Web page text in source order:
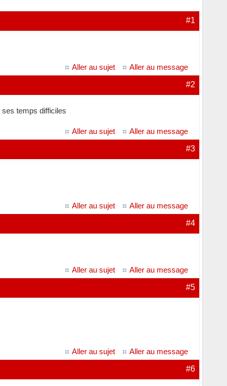
#1
Aller au sujet Aller au message
#2
temps difficiles
Aller au sujet Aller au message
#3
Aller au sujet Aller au message
#4
Aller au sujet Aller au message
#5
Aller au sujet Aller au message
#6